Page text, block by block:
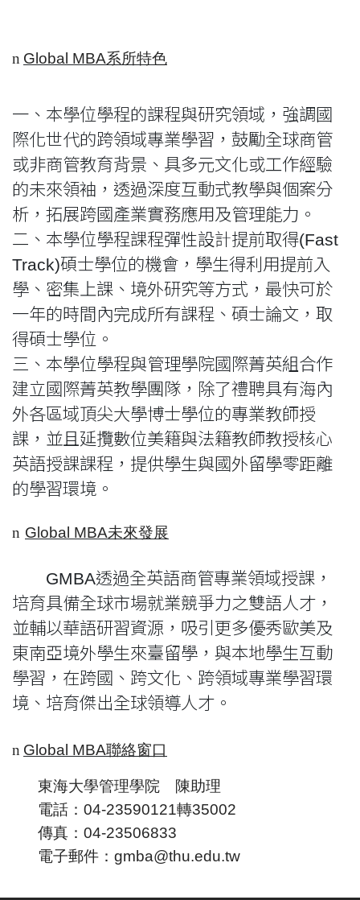
n Global MBA系所特色
一、本學位學程的課程與研究領域，強調國
際化世代的跨領域專業學習，鼓勵全球商管
或非商管教育背景、具多元文化或工作經驗
的未來領袖，透過深度互動式教學與個案分
析，拓展跨國產業實務應用及管理能力。
二、本學位學程課程彈性設計提前取得(Fast
Track)碩士學位的機會，學生得利用提前入
學、密集上課、境外研究等方式，最快可於
一年的時間內完成所有課程、碩士論文，取
得碩士學位。
三、本學位學程與管理學院國際菁英組合作
建立國際菁英教學團隊，除了禮聘具有海內
外各區域頂尖大學博士學位的專業教師授
課，並且延攬數位美籍與法籍教師教授核心
英語授課課程，提供學生與國外留學零距離
的學習環境。
n Global MBA未來發展
GMBA透過全英語商管專業領域授課，
培育具備全球市場就業競爭力之雙語人才，
並輔以華語研習資源，吸引更多優秀歐美及
東南亞境外學生來臺留學，與本地學生互動
學習，在跨國、跨文化、跨領域專業學習環
境、培育傑出全球領導人才。
n Global MBA聯絡窗口
東海大學管理學院 陳助理
電話：04-23590121轉35002
傳真：04-23506833
電子郵件：gmba@thu.edu.tw